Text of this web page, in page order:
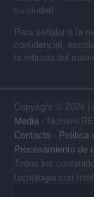
su ciudad.
Para señalar a la
confidencial,
la retirada del
Copyright © 2024 |
Media - Numero
Contacto - Politica
Procesamiento de
Todos los
tecnología con